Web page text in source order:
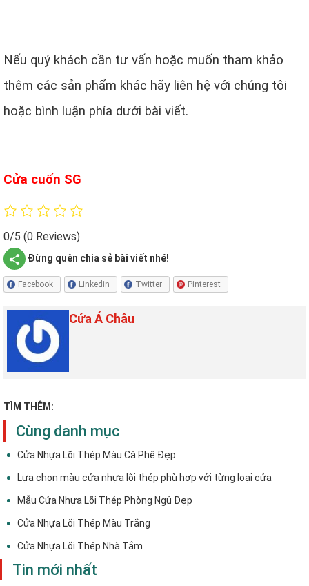
Nếu quý khách cần tư vấn hoặc muốn tham khảo
thêm các sản phẩm khác hãy liên hệ với chúng tôi
hoặc bình luận phía dưới bài viết.
Cửa cuốn SG
0/5 (0 Reviews)
Đừng quên chia sẻ bài viết nhé!
Facebook Linkedin Twitter Pinterest
Cửa Á Châu
TÌM THÊM:
Cùng danh mục
Cửa Nhựa Lõi Thép Màu Cà Phê Đẹp
Lựa chọn màu cửa nhựa lõi thép phù hợp với từng loại cửa
Mẫu Cửa Nhựa Lõi Thép Phòng Ngủ Đẹp
Cửa Nhựa Lõi Thép Màu Trắng
Cửa Nhựa Lõi Thép Nhà Tắm
Tin mới nhất